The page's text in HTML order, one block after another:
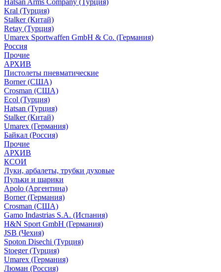
Hatsan Arms Company (Турция)
Kral (Турция)
Stalker (Китай)
Retay (Турция)
Umarex Sportwaffen GmbH & Co. (Германия)
Россия
Прочие
АРХИВ
Пистолеты пневматические
Borner (США)
Crosman (США)
Ecol (Турция)
Hatsan (Турция)
Stalker (Китай)
Umarex (Германия)
Байкал (Россия)
Прочие
АРХИВ
КСОИ
Луки, арбалеты, трубки духовые
Пульки и шарики
Apolo (Аргентина)
Borner (Германия)
Crosman (США)
Gamo Indastrias S.A. (Испания)
H&N Sport GmbH (Германия)
JSB (Чехия)
Spoton Disechi (Турция)
Stoeger (Турция)
Umarex (Германия)
Люман (Россия)